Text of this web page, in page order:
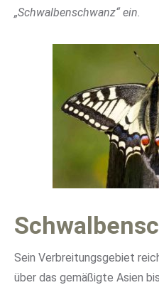
„Schwalbenschwanz“ ein.
Sein Verbreitungsgebiet
über das gemäßigte Asien